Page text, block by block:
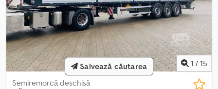
apărători antispray conform standardelor CE Protecție spate 2
suporturi pentru roată de rezervă pentru 1 roată, cu set de fixare
a roții 1 roată de rezervă, de același tip cu anvelopa principală,
jantă din oțel 1 cutie de scule din plastic, lățime = 600 mm /
înălțime = 425 mm / adâncime = 460 mm, cu încuietoare #Osii +
suspensie Osii cu frâne cu disc BPW, cu disc de 430 mm „Osii/
șasiu, măsurate cu laser” – reducerea uzurii anvelopelor și a
consumului de combustibil Suspensie pneumatică 1. Axa – axă
automată care se ridică, inclusiv coborâre forțată și asistență la
1 / 15
Semiremorcă deschisă
Salvează căutarea